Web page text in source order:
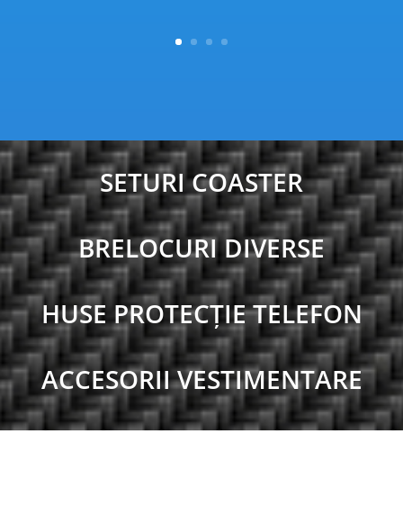
SETURI COASTER
BRELOCURI DIVERSE
HUSE PROTECȚIE TELEFON
ACCESORII VESTIMENTARE